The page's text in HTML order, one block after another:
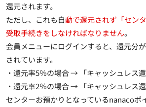
還元されます。
ただし、これも自動で還元されず「セン
受取手続きをしなければなりません。
会員メニューにログインすると、還元分
されています。
・還元率5％の場合 → 「キャッシュレス
・還元率2％の場合 → 「キャッシュレス
センターお預かりとなっているnanacoポ